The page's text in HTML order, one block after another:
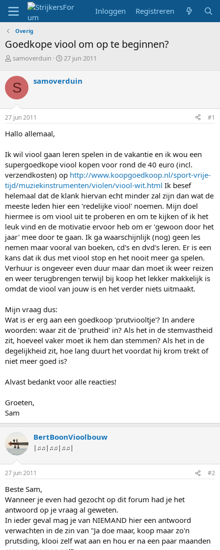
Inloggen Registreren
Overig
Goedkope viool om op te beginnen?
T
p
i
c
s
t
a
t
r
samoverduin
S
r
a
27 jun 2011
S samoverduin
27 jun 2011 #1
Hallo allemaal,
Ik wil viool gaan leren spelen in de vakantie en ik wou een
supergoedkope viool kopen voor rond de 40 euro (incl.
verzendkosten) op http://www.koopgoedkoop.nl/sport-vrije-
tijd/muziekinstrumenten/violen/viool-wit.html Ik besef
helemaal dat de klank hiervan echt minder zal zijn dan wat de
meeste leden hier een 'redelijke viool' noemen. Mijn doel
hiermee is om viool uit te proberen en om te kijken of ik het
leuk vind en de motivatie ervoor heb om er 'gewoon door het
jaar' mee door te gaan. Ik ga waarschijnlijk (nog) geen les
nemen maar vooral van boeken, cd's en dvd's leren. Er is een
kans dat ik dus met viool stop en het nooit meer ga spelen.
Verhuur is ongeveer even duur maar dan moet ik weer reizen
en weer terugbrengen terwijl bij koop het lekker makkelijk is
omdat de viool van jouw is en het verder niets uitmaakt.
Mijn vraag dus:
Wat is er erg aan een goedkoop 'prutviooltje'? In andere
woorden: waar zit de 'prutheid' in? Als het in de stemvastheid
zit, hoeveel vaker moet ik hem dan stemmen? Als het in de
degelijkheid zit, hoe lang duurt het voordat hij krom trekt of
niet meer goed is?
Alvast bedankt voor alle reacties!
Groeten,
Sam
BertBoonVioolbouw
|♫♫|♫♫|♫♫|
27 jun 2011 #2
Beste Sam,
Wanneer je even had gezocht op dit forum had je het
antwoord op je vraag al geweten.
In ieder geval mag je van NIEMAND hier een antwoord
verwachten in de zin van "Ja doe maar, koop maar zo'n
prutsding, klooi zelf wat aan en hou er na een paar maanden